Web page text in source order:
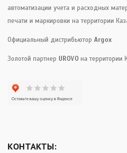
автоматизации учета и расходных
печати и маркировки на территории
Официальный дистрибьютор Argox
Золотой партнер UROVO на территории
КОНТАКТЫ: